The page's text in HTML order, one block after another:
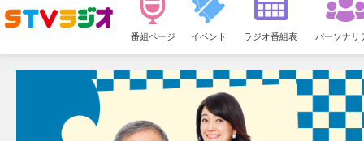
ュ
ー
番組ページ イベント ラジオ番組表 パーソナリ